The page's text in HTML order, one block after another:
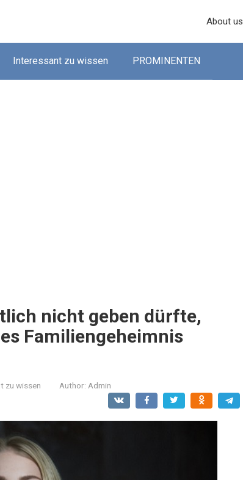
About us
Interessant zu wissen PROMINENTEN
nicht geben dürfte,
Familiengeheimnis
zu wissen Author: Admin